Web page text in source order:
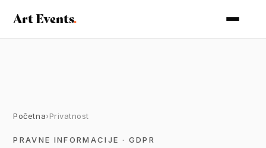
Art Events.
Početna›Privatnost
PRAVNE INFORMACIJE · GDPR